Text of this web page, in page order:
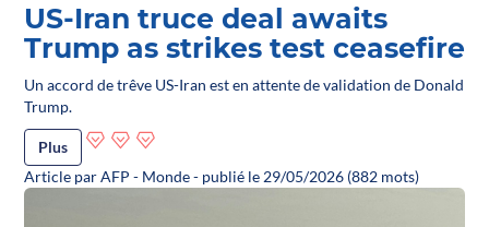
US-Iran truce deal awaits
Trump as strikes test ceasefire
Un accord de trêve US-Iran est en attente de validation de Donald
Trump.
Plus
Article par AFP - Monde - publié le 29/05/2026 (882 mots)